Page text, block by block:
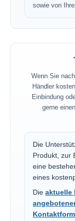
sowie von
Wenn Sie
Händler
Einbindung
gerne
Die
Produkt, zur
eine
eines
Die aktuelle